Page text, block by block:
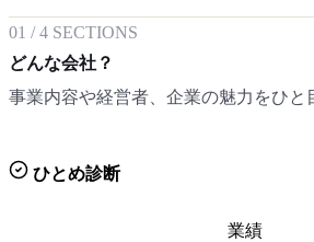
01 /4 SECTIONS
どんな会社？
事業内容や経営者、企業の魅力をひと
ひとめ診断
業績